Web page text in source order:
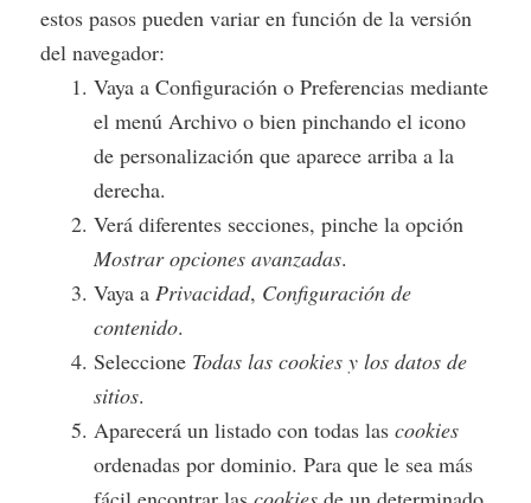
estos pasos pueden variar en función de la versión
del navegador:
Vaya a Configuración o Preferencias mediante
el menú Archivo o bien pinchando el icono
de personalización que aparece arriba a la
derecha.
Verá diferentes secciones, pinche la opción
Mostrar opciones avanzadas.
Vaya a Privacidad, Configuración de
contenido.
Seleccione Todas lascookies y los datos de
sitios.
Aparecerá un listado con todas lascookies
ordenadas por dominio. Para que le sea más